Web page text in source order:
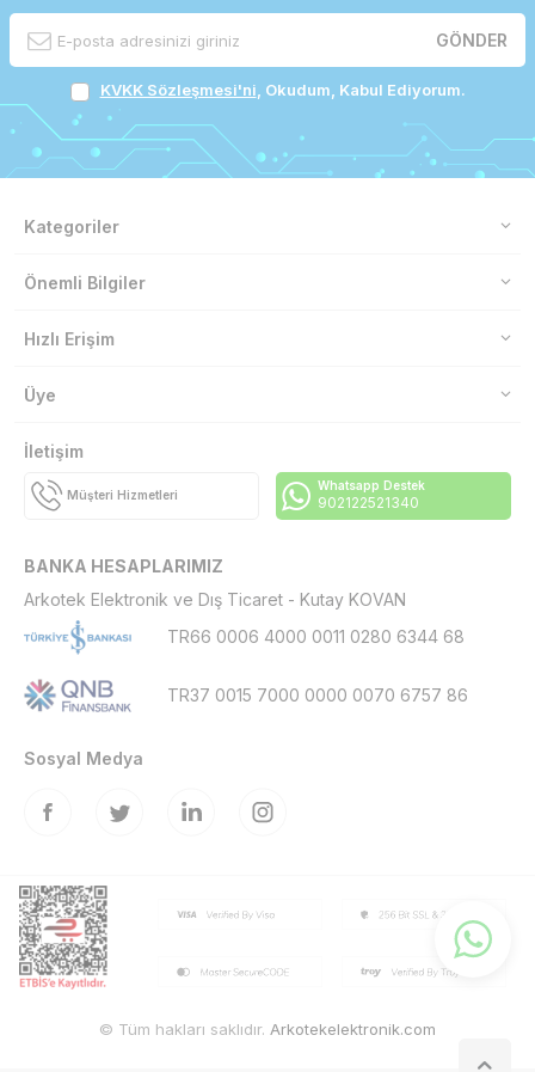
GÖNDER
KVKK Sözleşmesi'ni, Okudum, Kabul Ediyorum.
Kategoriler
Önemli Bilgiler
Hızlı Erişim
Üye
İletişim
Müşteri Hizmetleri
Whatsapp Destek
902122521340
BANKA HESAPLARIMIZ
Arkotek Elektronik ve Dış Ticaret - Kutay KOVAN
TR66 0006 4000 0011 0280 6344 68
TR37 0015 7000 0000 0070 6757 86
Sosyal Medya
© Tüm hakları saklıdır. Arkotekelektronik.com